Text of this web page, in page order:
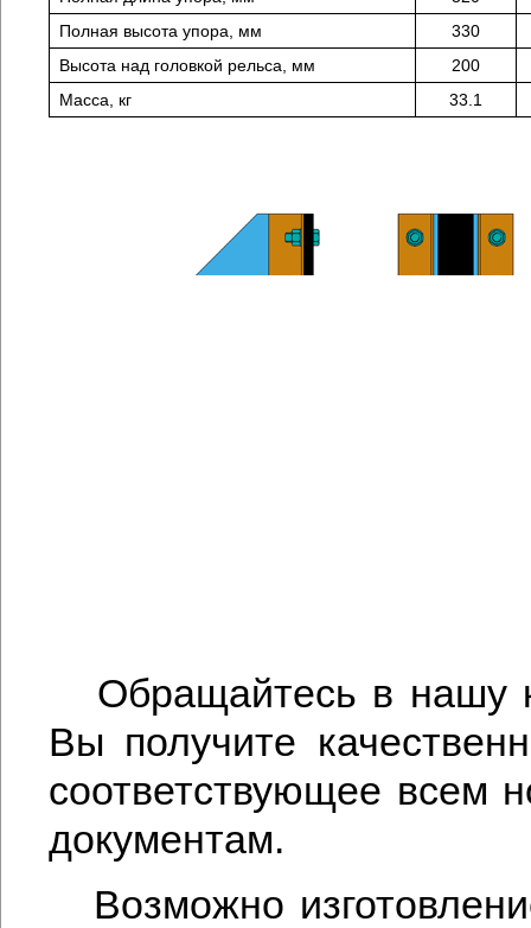
Полная высота упора, мм
330
Высота над головкой рельса, мм
200
Масса, кг
33.1
Обращайтесь в нашу
Вы получите
соответствующее всем
документам.
Возможно